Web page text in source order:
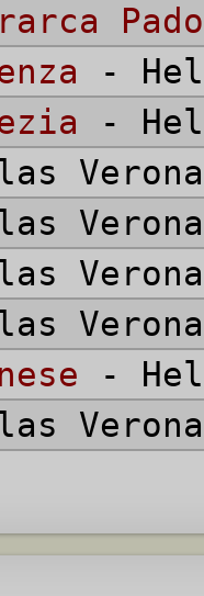
-
-
-